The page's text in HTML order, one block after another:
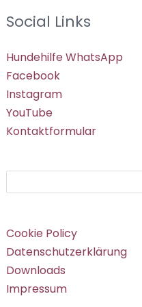
Social Links
Hundehilfe WhatsApp
Facebook
Instagram
YouTube
Kontaktformular
Cookie Policy
Datenschutzerklärung
Downloads
Impressum